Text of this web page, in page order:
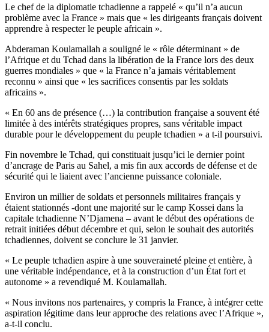
Le chef de la diplomatie tchadienne a rappelé « qu’il n’a aucun
problème avec la France » mais que « les dirigeants français doivent
apprendre à respecter le peuple africain ».
Abderaman Koulamallah a souligné le « rôle déterminant » de
l’Afrique et du Tchad dans la libération de la France lors des deux
guerres mondiales » que « la France n’a jamais véritablement
reconnu » ainsi que « les sacrifices consentis par les soldats
africains ».
« En 60 ans de présence (…) la contribution française a souvent été
limitée à des intérêts stratégiques propres, sans véritable impact
durable pour le développement du peuple tchadien » a t-il poursuivi.
Fin novembre le Tchad, qui constituait jusqu’ici le dernier point
d’ancrage de Paris au Sahel, a mis fin aux accords de défense et de
sécurité qui le liaient avec l’ancienne puissance coloniale.
Environ un millier de soldats et personnels militaires français y
étaient stationnés -dont une majorité sur le camp Kossei dans la
capitale tchadienne N’Djamena – avant le début des opérations de
retrait initiées début décembre et qui, selon le souhait des autorités
tchadiennes, doivent se conclure le 31 janvier.
« Le peuple tchadien aspire à une souveraineté pleine et entière, à
une véritable indépendance, et à la construction d’un État fort et
autonome » a revendiqué M. Koulamallah.
« Nous invitons nos partenaires, y compris la France, à intégrer cette
aspiration légitime dans leur approche des relations avec l’Afrique »,
a-t-il conclu.